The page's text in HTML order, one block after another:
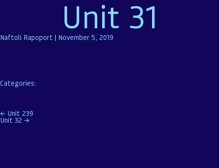
Unit 31
Naftoli Rapoport | November 5, 2019
Categories:
Post
← Unit 239
Unit 32 →